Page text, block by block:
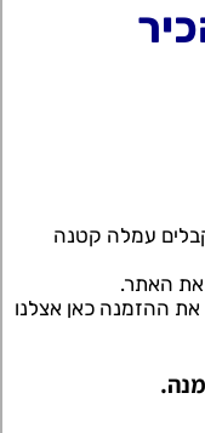
עמלה קטנה
האתר.
ההזמנה כאן אצלנו